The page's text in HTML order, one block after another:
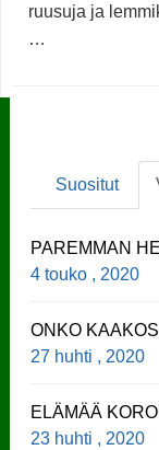
ruusuja ja
…
Suositut
PAREMMAN
4 touko , 2020
ONKO
27 huhti , 2020
ELÄMÄÄ
23 huhti , 2020